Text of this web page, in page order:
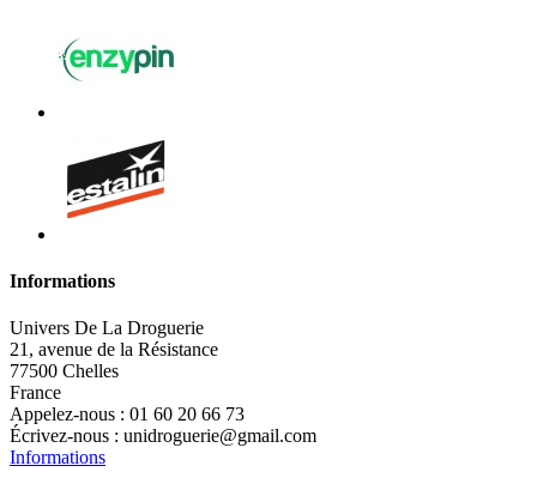
Informations
Univers De La Droguerie
21, avenue de la Résistance
77500 Chelles
France
Appelez-nous : 01 60 20 66 73
Écrivez-nous : unidroguerie@gmail.com
Informations